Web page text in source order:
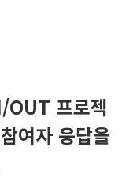
프로젝
여자 응답을